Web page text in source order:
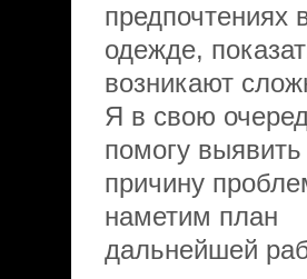
предпочтениях
одежде,
возникают
Я в свою
помогу выявить
причину
наметим план
дальнейшей